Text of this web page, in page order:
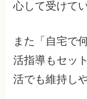
心して受けて
また「自宅で
活指導もセッ
活でも維持し